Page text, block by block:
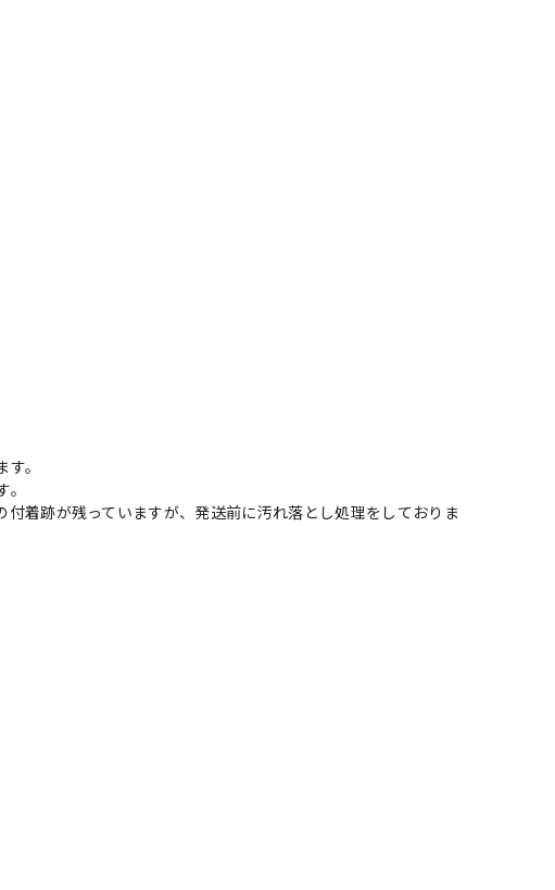
。
着跡が残っていますが、発送前に汚れ落とし処理をしておりま